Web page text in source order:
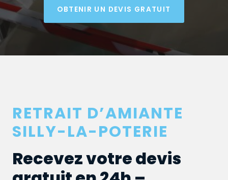
OBTENIR UN DEVIS GRATUIT
RETRAIT D’AMIANTE
SILLY-LA-POTERIE
Recevez votre devis